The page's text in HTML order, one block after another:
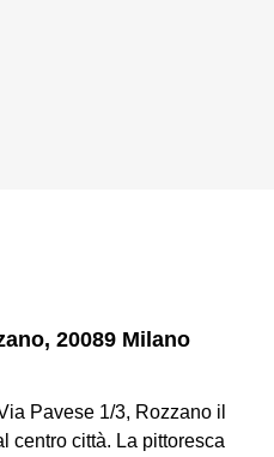
20089 Milano
Pavese 1/3, Rozzano il
centro città. La pittoresca